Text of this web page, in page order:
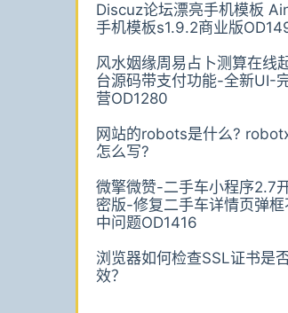
Discuz论坛漂亮手机模板
手机模板s1.9.2商业版
风水姻缘周易占卜测算在线
台源码带支付功能-全新UI-
营OD1280
网站的robots是什么?
怎么写?
微擎微赞-二手车小程序2.7
密版-修复二手车详情页弹框
中问题OD1416
浏览器如何检查SSL证书是
效？